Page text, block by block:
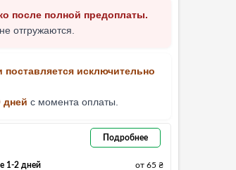
после полной предоплаты.
отгружаются.
поставляется исключительно
дней с момента оплаты.
Подробнее
1-2 дней
от 65 ₴